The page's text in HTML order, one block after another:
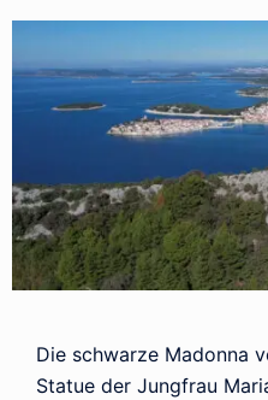
Die schwarze Madonna
Statue der Jungfrau